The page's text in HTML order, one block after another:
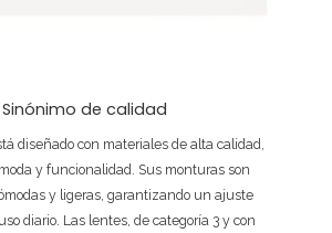
Sinónimo de calidad
diseñado con materiales de alta calidad,
y funcionalidad. Sus monturas son
y ligeras, garantizando un ajuste
diario. Las lentes, de categoría 3 y con